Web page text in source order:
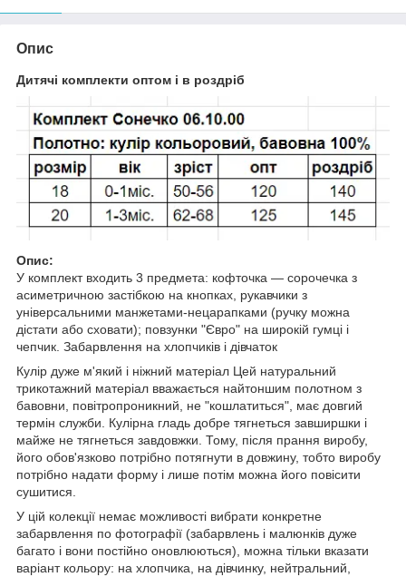
Опис
Дитячі комплекти оптом і в роздріб
Опис:
У комплект входить 3 предмета: кофточка ― сорочечка з
асиметричною застібкою на кнопках, рукавчики з
універсальними манжетами-нецарапками (ручку можна
дістати або сховати); повзунки "Євро" на широкій гумці і
чепчик. Забарвлення на хлопчиків і дівчаток
Кулір дуже м'який і ніжний матеріал Цей натуральний
трикотажний матеріал вважається найтоншим полотном з
бавовни, повітропроникний, не "кошлатиться", має довгий
термін служби. Кулірна гладь добре тягнеться завширшки і
майже не тягнеться завдовжки. Тому, після прання виробу,
його обов'язково потрібно потягнути в довжину, тобто виробу
потрібно надати форму і лише потім можна його повісити
сушитися.
У цій колекції немає можливості вибрати конкретне
забарвлення по фотографії (забарвлень і малюнків дуже
багато і вони постійно оновлюються), можна тільки вказати
варіант кольору: на хлопчика, на дівчинку, нейтральний,